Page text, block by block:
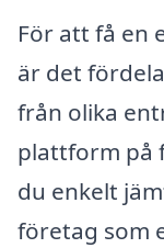
För att få en
är det
från olika
plattform på
du enkelt
företag som